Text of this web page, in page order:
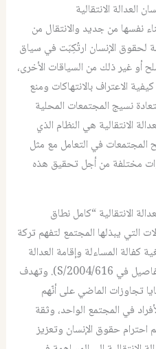
الانتقالية
نفسها من جديد والانتقال من
لحقوق الإنسان ارتُكِبَت في سياق
أو غير ذلك من السياقات الأخرى،
الاعتراف بالانتهاكات ومنع
نسيج المجتمعات المحلية
الانتقالية هي النظام الذي
في التعامل مع مثل
مختلفة من أجل تحقيق هذه
الانتقالية “كامل نطاق
التي يبذلها المجتمع لتفهم تركة
كفالة المساءلة وإقامة العدالة
وتحقيق المصالحة” (المزيد من التفاصيل في S/2004/616). وتهدف
تجاوزات الماضي على أنّهم
في المجتمع الواحد، وثقة
احترام حقوق الإنسان وتعزيز